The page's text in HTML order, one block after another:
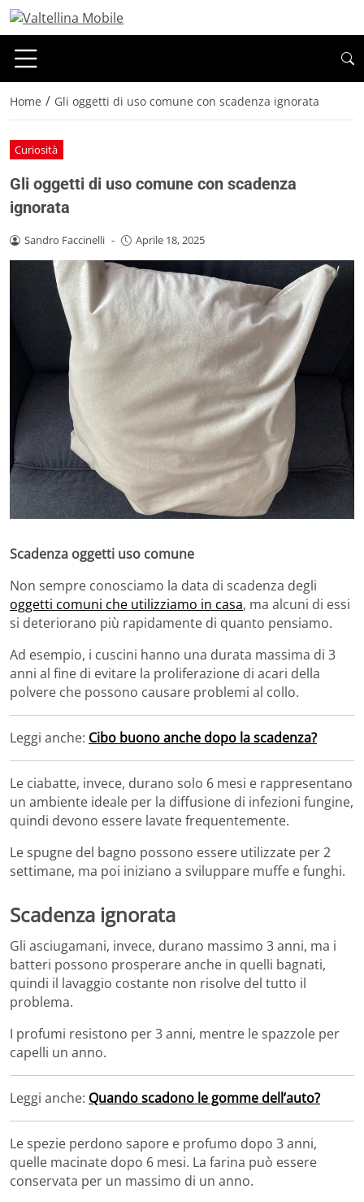
Home / Gli oggetti di uso comune con scadenza ignorata
Curiosità
Gli oggetti di uso comune con scadenza
ignorata
Sandro Faccinelli - Aprile 18, 2025
Scadenza oggetti uso comune
Non sempre conosciamo la data di scadenza degli
oggetti comuni che utilizziamo in casa, ma alcuni di essi
si deteriorano più rapidamente di quanto pensiamo.
Ad esempio, i cuscini hanno una durata massima di 3
anni al fine di evitare la proliferazione di acari della
polvere che possono causare problemi al collo.
Leggi anche: Cibo buono anche dopo la scadenza?
Le ciabatte, invece, durano solo 6 mesi e rappresentano
un ambiente ideale per la diffusione di infezioni fungine,
quindi devono essere lavate frequentemente.
Le spugne del bagno possono essere utilizzate per 2
settimane, ma poi iniziano a sviluppare muffe e funghi.
Scadenza ignorata
Gli asciugamani, invece, durano massimo 3 anni, ma i
batteri possono prosperare anche in quelli bagnati,
quindi il lavaggio costante non risolve del tutto il
problema.
I profumi resistono per 3 anni, mentre le spazzole per
capelli un anno.
Leggi anche: Quando scadono le gomme dell’auto?
Le spezie perdono sapore e profumo dopo 3 anni,
quelle macinate dopo 6 mesi. La farina può essere
conservata per un massimo di un anno.